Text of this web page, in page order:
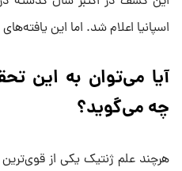
اسپانیا اعلام شد. اما این
چه می‌گوید؟
هرچند علم ژنتیک یکی از